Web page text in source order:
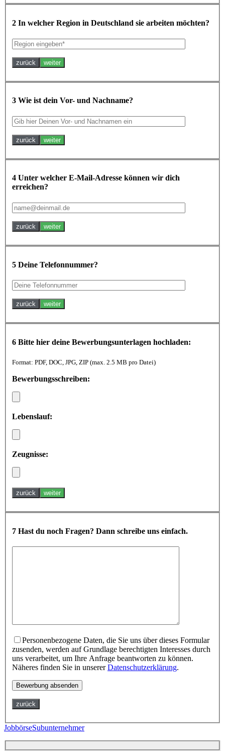
2 In welcher Region in Deutschland sie arbeiten möchten?
zurück weiter
3 Wie ist dein Vor- und Nachname?
zurück weiter
4 Unter welcher E-Mail-Adresse können wir dich
erreichen?
zurück weiter
5 Deine Telefonnummer?
zurück weiter
6 Bitte hier deine Bewerbungsunterlagen hochladen:
Format: PDF, DOC, JPG, ZIP (max. 2.5 MB pro Datei)
Bewerbungsschreiben:
Lebenslauf:
Zeugnisse:
zurück weiter
7 Hast du noch Fragen? Dann schreibe uns einfach.
Bitte lasse dieses Feld leer.
Personenbezogene Daten, die Sie uns über dieses Formular
zusenden, werden auf Grundlage berechtigten Interesses durch
uns verarbeitet, um Ihre Anfrage beantworten zu können.
Näheres finden Sie in unsererDatenschutzerklärung.
zurück
JobbörseSubunternehmer